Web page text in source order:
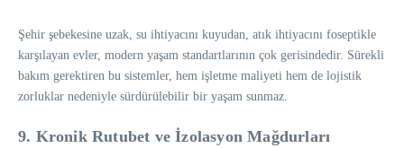
Şehir şebekesine uzak, su ihtiyacını kuyudan, atık ihtiyacını foseptikle
karşılayan evler, modern yaşam standartlarının çok gerisindedir. Sürekli
bakım gerektiren bu sistemler, hem işletme maliyeti hem de lojistik
zorluklar nedeniyle sürdürülebilir bir yaşam sunmaz.
9. Kronik Rutubet ve İzolasyon Mağdurları